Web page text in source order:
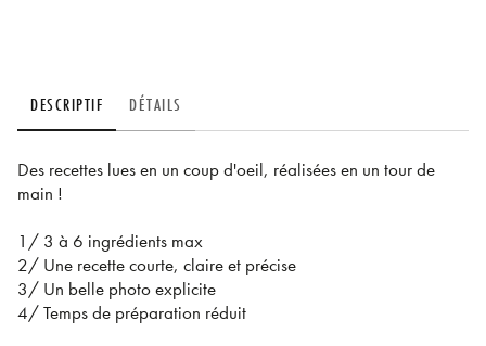
DESCRIPTIF DÉTAILS
Des recettes lues en un coup d'oeil, réalisées en un tour de
main !
1/ 3 à 6 ingrédients max
2/ Une recette courte, claire et précise
3/ Un belle photo explicite
4/ Temps de préparation réduit